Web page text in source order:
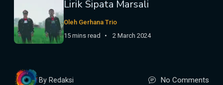
Lirik Sipata Marsali
Oleh Gerhana Trio
15 mins read
2 March 2024
By Redaksi No Comments